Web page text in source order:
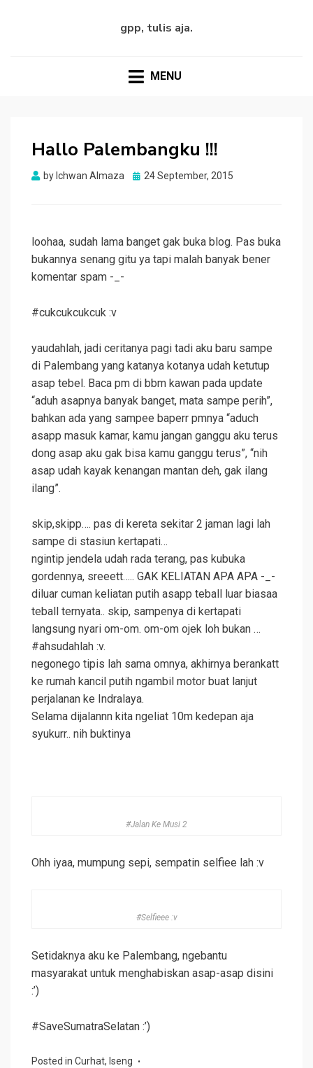
gpp, tulis aja.
MENU
Hallo Palembangku !!!
by Ichwan Almaza
Posted
24 September, 2015
loohaa, sudah lama banget gak buka blog. Pas buka
bukannya senang gitu ya tapi malah banyak bener
komentar spam -_-
#cukcukcukcuk :v
yaudahlah, jadi ceritanya pagi tadi aku baru sampe
di Palembang yang katanya kotanya udah ketutup
asap tebel. Baca pm di bbm kawan pada update
“aduh asapnya banyak banget, mata sampe perih”,
bahkan ada yang sampee baperr pmnya “aduch
asapp masuk kamar, kamu jangan ganggu aku terus
dong asap aku gak bisa kamu ganggu terus”, “nih
asap udah kayak kenangan mantan deh, gak ilang
ilang”.
skip,skipp…. pas di kereta sekitar 2 jaman lagi lah
sampe di stasiun kertapati…
ngintip jendela udah rada terang, pas kubuka
gordennya, sreeett….. GAK KELIATAN APA APA -_-
diluar cuman keliatan putih asapp teball luar biasaa
teball ternyata.. skip, sampenya di kertapati
langsung nyari om-om. om-om ojek loh bukan …
#ahsudahlah :v.
negonego tipis lah sama omnya, akhirnya berankatt
ke rumah kancil putih ngambil motor buat lanjut
perjalanan ke Indralaya.
Selama dijalannn kita ngeliat 10m kedepan aja
syukurr.. nih buktinya
#Jalan Ke Musi 2
Ohh iyaa, mumpung sepi, sempatin selfiee lah :v
#Selfieee :v
Setidaknya aku ke Palembang, ngebantu
masyarakat untuk menghabiskan asap-asap disini
:’)
#SaveSumatraSelatan :’)
Posted in Curhat, Iseng